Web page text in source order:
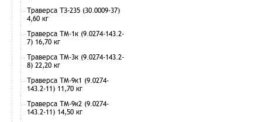
Траверса ТЗ-235 (30.0009-37)
4,60 кг
Траверса ТМ-1к (9.0274-143.2-
7) 16,70 кг
Траверса ТМ-3к (9.0274-143.2-
8) 22,20 кг
Траверса ТМ-9к1 (9.0274-
143.2-11) 11,70 кг
Траверса ТМ-9к2 (9.0274-
143.2-11) 14,50 кг